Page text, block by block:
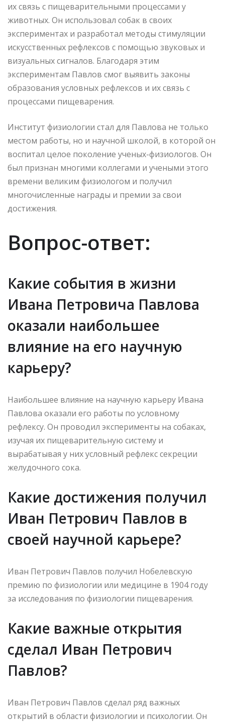
их связь с пищеварительными процессами у
животных. Он использовал собак в своих
экспериментах и разработал методы стимуляции
искусственных рефлексов с помощью звуковых и
визуальных сигналов. Благодаря этим
экспериментам Павлов смог выявить законы
образования условных рефлексов и их связь с
процессами пищеварения.
Институт физиологии стал для Павлова не только
местом работы, но и научной школой, в которой он
воспитал целое поколение ученых-физиологов. Он
был признан многими коллегами и учеными этого
времени великим физиологом и получил
многочисленные награды и премии за свои
достижения.
Вопрос-ответ:
Какие события в жизни
Ивана Петровича Павлова
оказали наибольшее
влияние на его научную
карьеру?
Наибольшее влияние на научную карьеру Ивана
Павлова оказали его работы по условному
рефлексу. Он проводил эксперименты на собаках,
изучая их пищеварительную систему и
вырабатывая у них условный рефлекс секреции
желудочного сока.
Какие достижения получил
Иван Петрович Павлов в
своей научной карьере?
Иван Петрович Павлов получил Нобелевскую
премию по физиологии или медицине в 1904 году
за исследования по физиологии пищеварения.
Какие важные открытия
сделал Иван Петрович
Павлов?
Иван Петрович Павлов сделал ряд важных
открытий в области физиологии и психологии. Он